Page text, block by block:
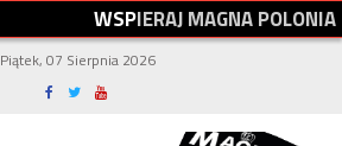
WSPIERAJMAGNAPOLONIA
Piątek, 07 Sierpnia 2026